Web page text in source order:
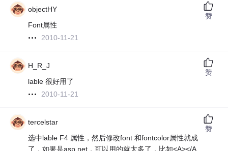
objectHY
Font属性
2010-11-21
赞
H_R_J
lable 很好用了
2010-11-21
赞
tercelstar
选中lable F4 属性，然后修改font 和fontcolor属性就成
了，如果是asp.net，可以用的就太多了，比如<A></A
赞